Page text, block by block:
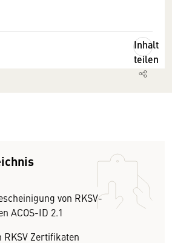
Inhalt
teilen
von RKSV-
ACOS-ID 2.1
RKSV Zertifikaten